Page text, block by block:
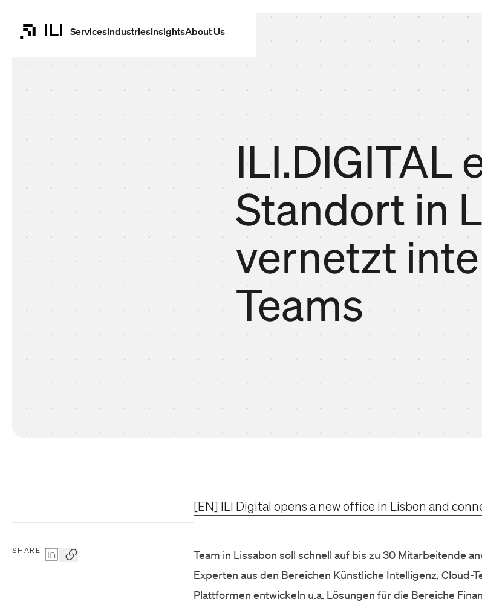
ServicesIndustriesInsightsAbout Us
ILI.DIGITAL
Standort in
vernetzt
Teams
SHARE:
[EN] ILI Digital opens a new office in Lisbon and
Team in Lissabon soll schnell auf bis zu 30 Mitarbeitende
Experten aus den Bereichen Künstliche Intelligenz, Cloud-
Plattformen entwickeln u.a. Lösungen für die Bereiche